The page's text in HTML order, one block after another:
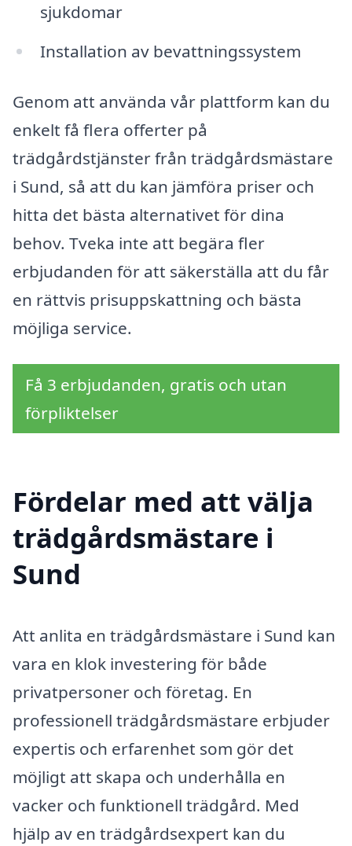
sjukdomar
Installation av bevattningssystem
Genom att använda vår plattform kan du
enkelt få flera offerter på
trädgårdstjänster från trädgårdsmästare
i Sund, så att du kan jämföra priser och
hitta det bästa alternativet för dina
behov. Tveka inte att begära fler
erbjudanden för att säkerställa att du får
en rättvis prisuppskattning och bästa
möjliga service.
Få 3 erbjudanden, gratis och utan
förpliktelser
Fördelar med att välja
trädgårdsmästare i
Sund
Att anlita en trädgårdsmästare i Sund kan
vara en klok investering för både
privatpersoner och företag. En
professionell trädgårdsmästare erbjuder
expertis och erfarenhet som gör det
möjligt att skapa och underhålla en
vacker och funktionell trädgård. Med
hjälp av en trädgårdsexpert kan du